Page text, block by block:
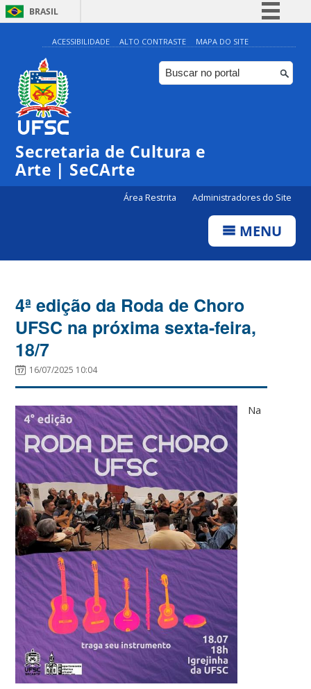
BRASIL
Simplifique!
Comunica BR
Participe
ACESSIBILIDADE ALTO CONTRASTE MAPA DO SITE
Secretaria de Cultura e
Arte | SeCArte
Área Restrita Administradores do Site
MENU
4ª edição da Roda de Choro
UFSC na próxima sexta-feira,
18/7
16/07/2025 10:04
Na